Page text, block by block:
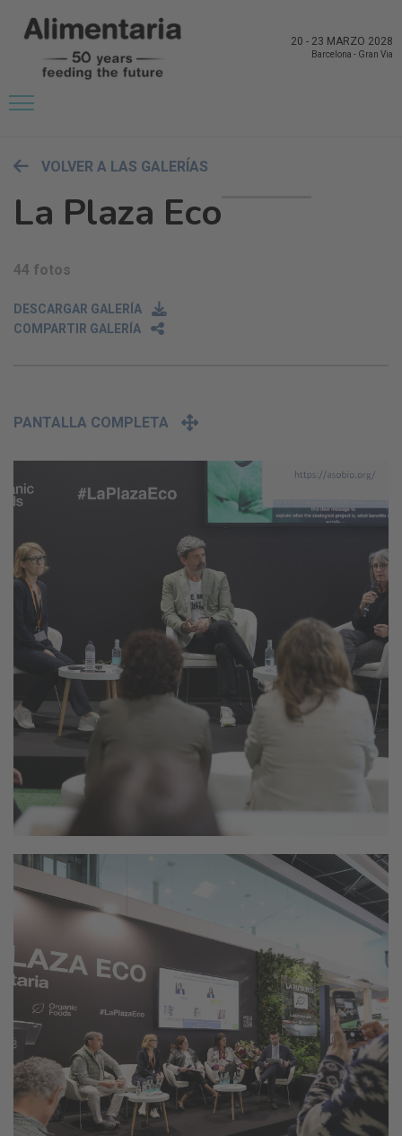
20 - 23 MARZO 2028
Barcelona - Gran Via
VOLVER A LAS GALERÍAS
La Plaza Eco
44 fotos
DESCARGAR GALERÍA
COMPARTIR GALERÍA
PANTALLA COMPLETA